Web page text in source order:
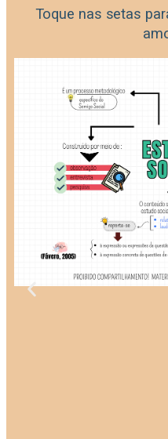
Toque nas setas